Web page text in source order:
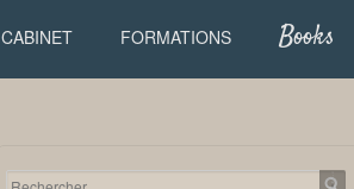
CABINET FORMATIONS Books